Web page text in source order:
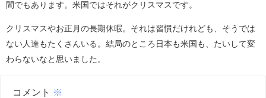
間でもあります。米国ではそれがクリスマスです。
クリスマスやお正月の長期休暇。それは習慣だけれども、そうでは
ない人達もたくさんいる。結局のところ日本も米国も、たいして変
わらないなと思いました。
コメント ※